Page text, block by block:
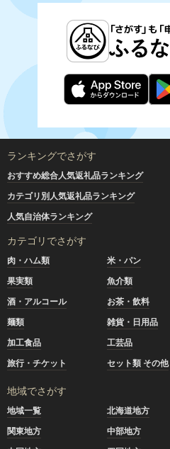
ランキングでさがす
おすすめ総合人気返礼品ランキング
カテゴリ別人気返礼品ランキング
人気自治体ランキング
カテゴリでさがす
肉・ハム類 米・パン
果実類
魚介類
酒・アルコール
お茶・飲料
麺類
雑貨・日用品
加工食品
工芸品
旅行・チケット
セット類 その他
地域でさがす
地域一覧 北海道地方
関東地方
中部地方